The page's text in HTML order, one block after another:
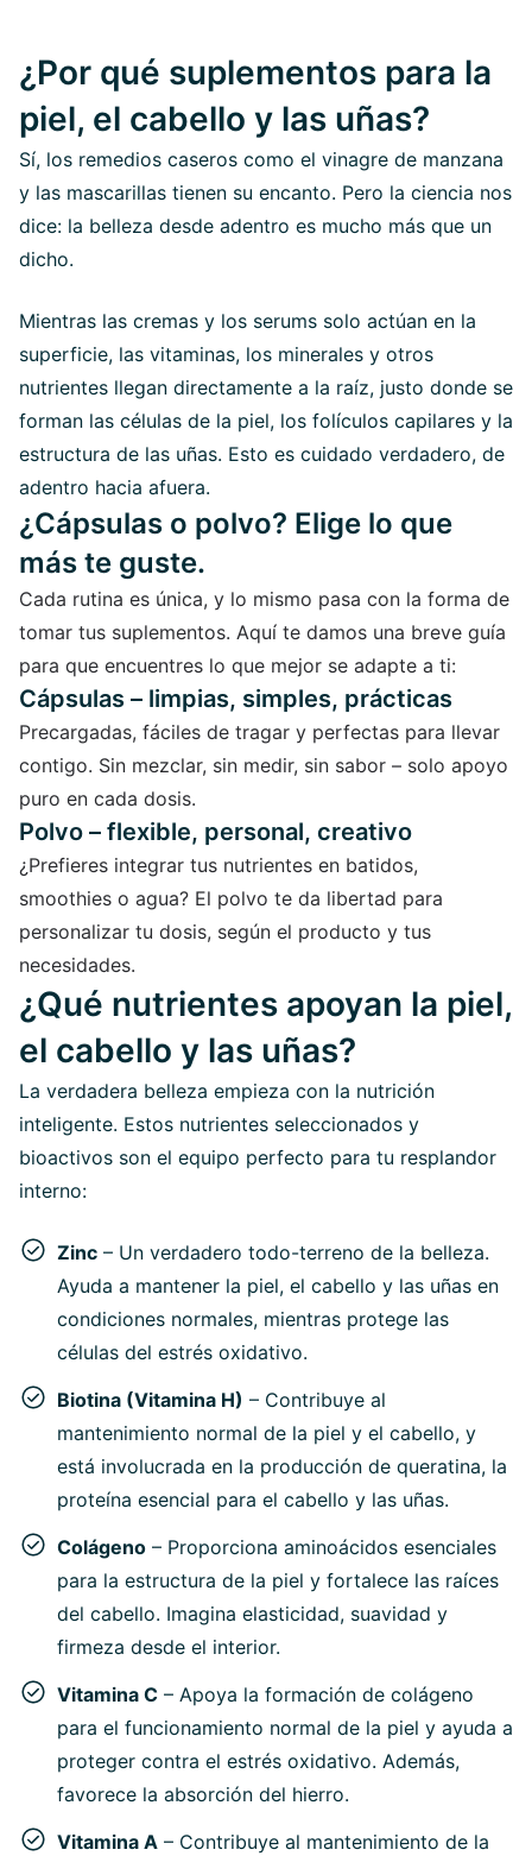
¿Por qué suplementos para la
piel, el cabello y las uñas?
Sí, los remedios caseros como el vinagre de manzana
y las mascarillas tienen su encanto. Pero la ciencia nos
dice: la belleza desde adentro es mucho más que un
dicho.
Mientras las cremas y los serums solo actúan en la
superficie, las vitaminas, los minerales y otros
nutrientes llegan directamente a la raíz, justo donde se
forman las células de la piel, los folículos capilares y la
estructura de las uñas. Esto es cuidado verdadero, de
adentro hacia afuera.
¿Cápsulas o polvo? Elige lo que
más te guste.
Cada rutina es única, y lo mismo pasa con la forma de
tomar tus suplementos. Aquí te damos una breve guía
para que encuentres lo que mejor se adapte a ti:
Cápsulas – limpias, simples, prácticas
Precargadas, fáciles de tragar y perfectas para llevar
contigo. Sin mezclar, sin medir, sin sabor – solo apoyo
puro en cada dosis.
Polvo – flexible, personal, creativo
¿Prefieres integrar tus nutrientes en batidos,
smoothies o agua? El polvo te da libertad para
personalizar tu dosis, según el producto y tus
necesidades.
¿Qué nutrientes apoyan la piel,
el cabello y las uñas?
La verdadera belleza empieza con la nutrición
inteligente. Estos nutrientes seleccionados y
bioactivos son el equipo perfecto para tu resplandor
interno:
Zinc – Un verdadero todo-terreno de la belleza.
Ayuda a mantener la piel, el cabello y las uñas en
condiciones normales, mientras protege las
células del estrés oxidativo.
Biotina (Vitamina H) – Contribuye al
mantenimiento normal de la piel y el cabello, y
está involucrada en la producción de queratina, la
proteína esencial para el cabello y las uñas.
Colágeno – Proporciona aminoácidos esenciales
para la estructura de la piel y fortalece las raíces
del cabello. Imagina elasticidad, suavidad y
firmeza desde el interior.
Vitamina C – Apoya la formación de colágeno
para el funcionamiento normal de la piel y ayuda a
proteger contra el estrés oxidativo. Además,
favorece la absorción del hierro.
Vitamina A – Contribuye al mantenimiento de la